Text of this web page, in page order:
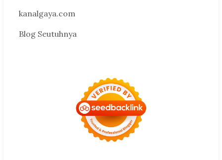
kanalgaya.com
Blog Seutuhnya